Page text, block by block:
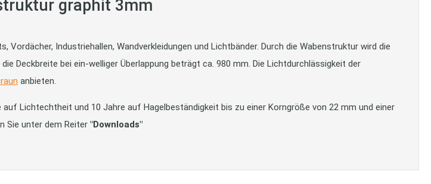
graphit 3mm
Industriehallen, Wandverkleidungen und Lichtbänder. Durch die Wabenstruktur wird die
Deckbreite bei ein-welliger Überlappung beträgt ca. 980 mm. Die Lichtdurchlässigkeit der
anbieten.
Lichtechtheit und 10 Jahre auf Hagelbeständigkeit bis zu einer Korngröße von 22 mm und einer
Sie unter dem Reiter "Downloads"